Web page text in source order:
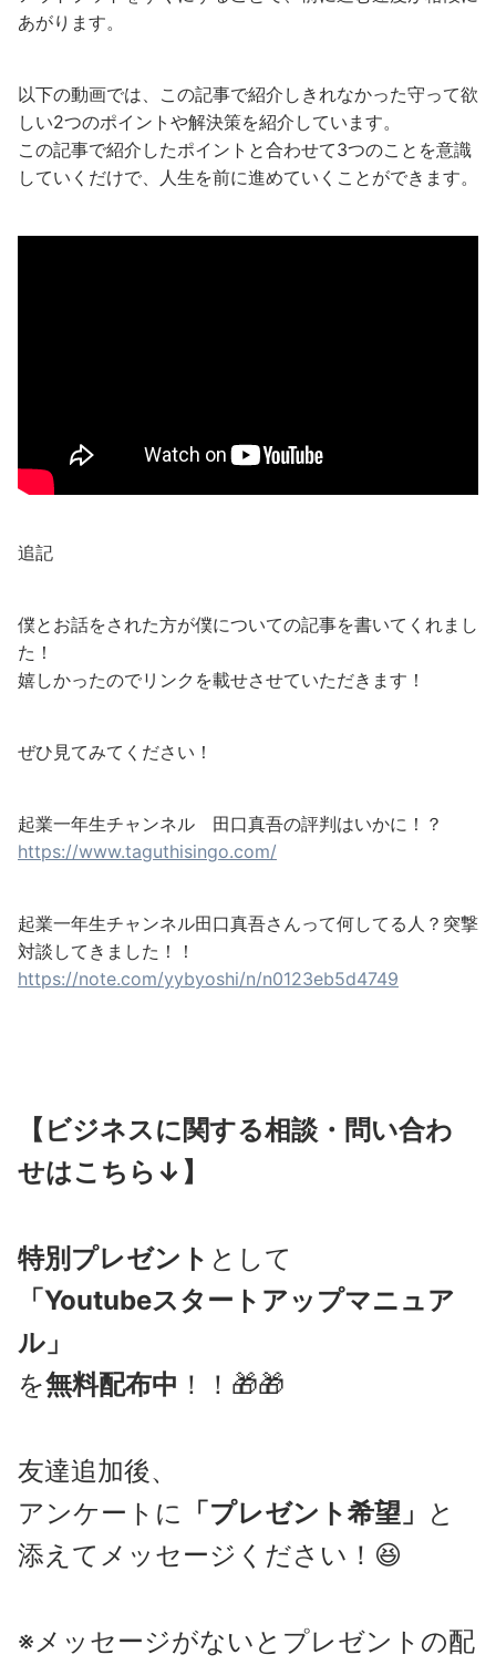
あがります。
以下の動画では、この記事で紹介しきれなかった守って欲
しい2つのポイントや解決策を紹介しています。
この記事で紹介したポイントと合わせて3つのことを意識
していくだけで、人生を前に進めていくことができます。
追記
僕とお話をされた方が僕についての記事を書いてくれまし
た！
嬉しかったのでリンクを載せさせていただきます！
ぜひ見てみてください！
起業一年生チャンネル 田口真吾の評判はいかに！？
https://www.taguthisingo.com/
起業一年生チャンネル田口真吾さんって何してる人？突撃
対談してきました！！
https://note.com/yybyoshi/n/n0123eb5d4749
【ビジネスに関する相談・問い合わ
せはこちら↓】
特別プレゼント として
「Youtubeスタートアップマニュア
ル」
を無料配布中 ！！🎁🎁
友達追加後、
アンケートに 「プレゼント希望」 と
添えてメッセージください！😆
※メッセージがないとプレゼントの配